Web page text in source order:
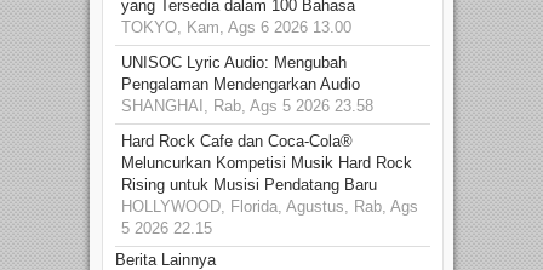
yang Tersedia dalam 100 Bahasa
TOKYO, Kam, Ags 6 2026 13.00
UNISOC Lyric Audio: Mengubah
Pengalaman Mendengarkan Audio
SHANGHAI, Rab, Ags 5 2026 23.58
Hard Rock Cafe dan Coca-Cola®
Meluncurkan Kompetisi Musik Hard Rock
Rising untuk Musisi Pendatang Baru
HOLLYWOOD, Florida, Agustus, Rab, Ags
5 2026 22.15
Berita Lainnya